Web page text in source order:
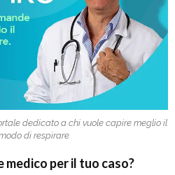
dedicato a chi vuole capire meglio il
di respirare
medico per il tuo caso?